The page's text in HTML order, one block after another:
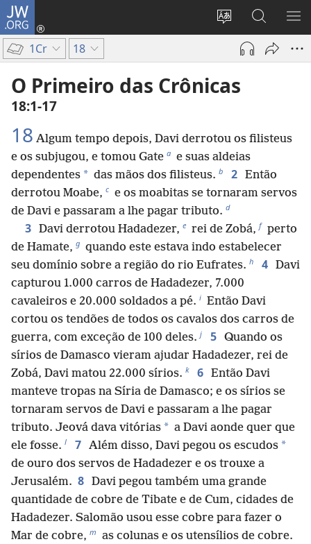
JW.ORG
Mudar
idioma
site
Log
janela)
Buscar
no
JW.ORG
1Cr 18
O Primeiro das Crônicas
18:1-17
18 Algum tempo depois, Davi derrotou os filisteus
e os subjugou, e tomou Gate a e suas aldeias
dependentes * das mãos dos filisteus. b 2 Então
derrotou Moabe, c e os moabitas se tornaram servos
de Davi e passaram a lhe pagar tributo. d
3 Davi derrotou Hadadezer, e rei de Zobá, f perto
de Hamate, g quando este estava indo estabelecer
seu domínio sobre a região do rio Eufrates. h 4 Davi
capturou 1.000 carros de Hadadezer, 7.000
cavaleiros e 20.000 soldados a pé. i Então Davi
cortou os tendões de todos os cavalos dos carros de
guerra, com exceção de 100 deles. j 5 Quando os
sírios de Damasco vieram ajudar Hadadezer, rei de
Zobá, Davi matou 22.000 sírios. k 6 Então Davi
manteve tropas na Síria de Damasco; e os sírios se
tornaram servos de Davi e passaram a lhe pagar
tributo. Jeová dava vitórias * a Davi aonde quer que
ele fosse. l 7 Além disso, Davi pegou os escudos *
de ouro dos servos de Hadadezer e os trouxe a
Jerusalém. 8 Davi pegou também uma grande
quantidade de cobre de Tibate e de Cum, cidades de
Hadadezer. Salomão usou esse cobre para fazer o
Mar de cobre, m as colunas e os utensílios de cobre.